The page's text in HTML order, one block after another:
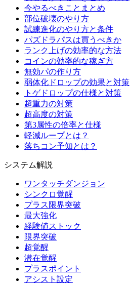
今やるべきことまとめ
部位破壊のやり方
試練進化のやり方と条件
パズドラパスは買うべきか
ランク上げの効率的な方法
コインの効率的な稼ぎ方
無効パの作り方
弱体化ドロップの効果と対策
トゲドロップの仕様と対策
超重力の対策
超高度の対策
第3属性の倍率と仕様
軽減ループとは？
落ちコン予知とは？
システム解説
ワンタッチダンジョン
シンクロ覚醒
プラス限界突破
最大強化
経験値ストック
限界突破
超覚醒
潜在覚醒
プラスポイント
アシスト設定